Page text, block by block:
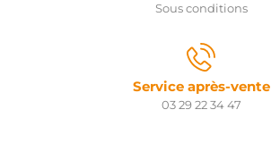
Sous conditions
Service après-vente
03 29 22 34 47